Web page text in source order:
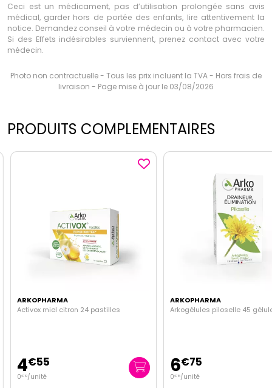
Ceci est un médicament, pas d’utilisation prolongée sans avis
médical, garder hors de portée des enfants, lire attentivement la
notice. Demandez conseil à votre médecin ou à votre pharmacien.
Si des Effets indésirables surviennent, prenez contact avec votre
médecin.
Photo non contractuelle - Tous les prix incluent la TVA - Hors frais de
livraison - Page mise à jour le 03/08/2026
PRODUITS COMPLEMENTAIRES
ARKOPHARMA
Activox miel citron 24 pastilles
4€55
0€19/unité
ARKOPHARMA
Arkogélules piloselle 45
6€75
0€15/unité